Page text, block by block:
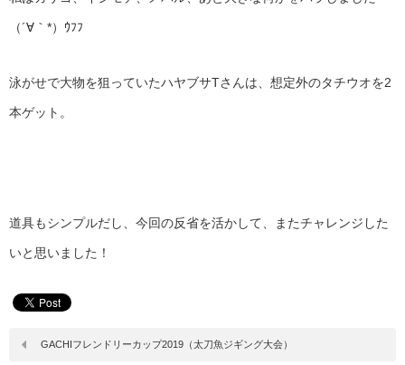
（´∀｀*）ｳﾌﾌ
泳がせで大物を狙っていたハヤブサTさんは、想定外のタチウオを2
本ゲット。
道具もシンプルだし、今回の反省を活かして、またチャレンジした
いと思いました！
GACHIフレンドリーカップ2019（太刀魚ジギング大会）